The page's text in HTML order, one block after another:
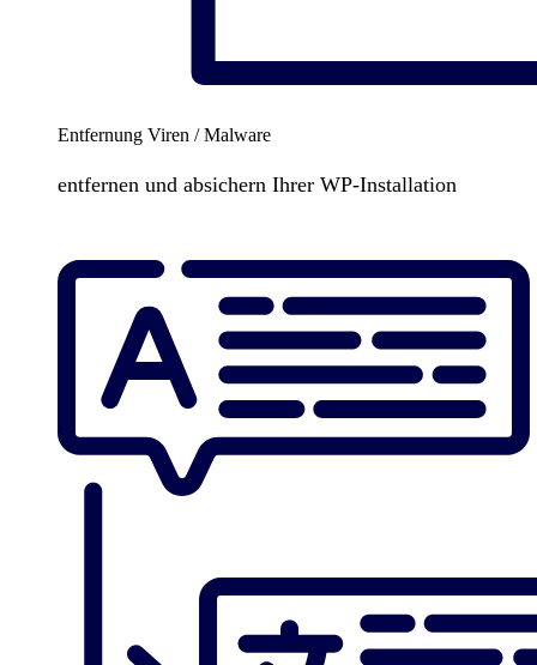
Entfernung Viren / Malware
entfernen und absichern Ihrer WP-Installation